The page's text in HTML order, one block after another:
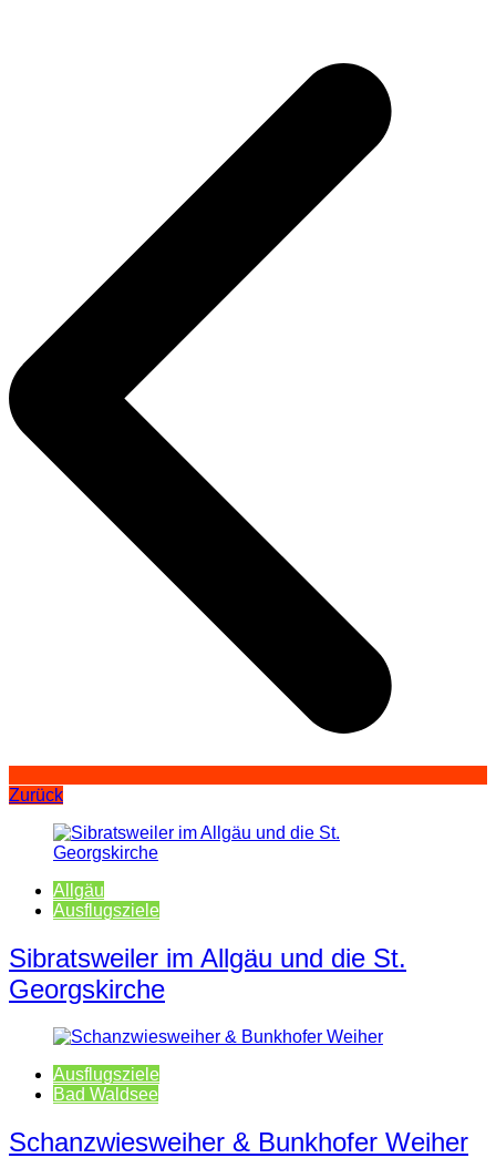
Zurück
Allgäu
Ausflugsziele
Sibratsweiler im Allgäu und die St.
Georgskirche
Ausflugsziele
Bad Waldsee
Schanzwiesweiher & Bunkhofer Weiher